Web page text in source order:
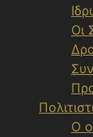
Οι
Ο